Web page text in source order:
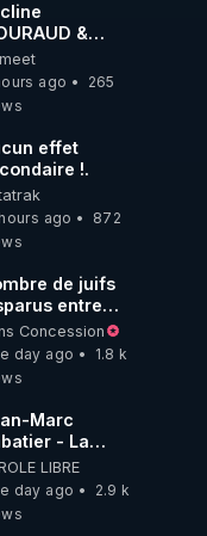
&
★
Le Pognon
ago
265
effet
!.
ago
872
de juifs
entre
et 1945
à mes
Concession
day ago
1.8 k
Marc
- La
19 n'a été
le début -
&
LIBRE
day ago
2.9 k